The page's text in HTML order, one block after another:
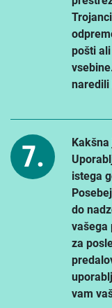
pošti
naredili
istega
do
vašega
za
vam